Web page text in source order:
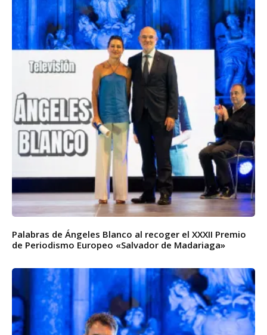
Palabras de Ángeles Blanco al recoger el XXXII Premio
de Periodismo Europeo «Salvador de Madariaga»